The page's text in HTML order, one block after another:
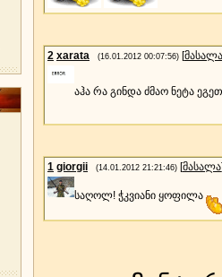
2 xarata (16.01.2012 00:07:56) [მასალა
აჰა რა გინდა ძმაო ნეტა
1 giorgii (14.01.2012 21:21:46) [მასალა
საღოლ! ჭკვიანი ყოფილა